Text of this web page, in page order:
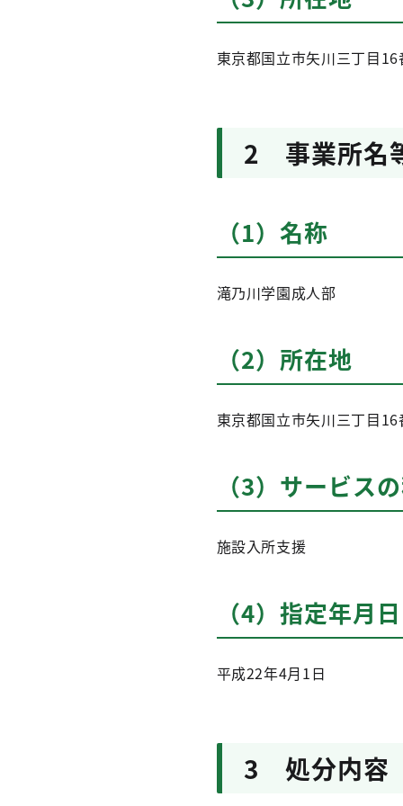
東京都国立市矢川三丁目16
2 事業所名
（1）名称
滝乃川学園成人部
（2）所在地
東京都国立市矢川三丁目16
（3）サービス
施設入所支援
（4）指定年月日
平成22年4月1日
3 処分内容